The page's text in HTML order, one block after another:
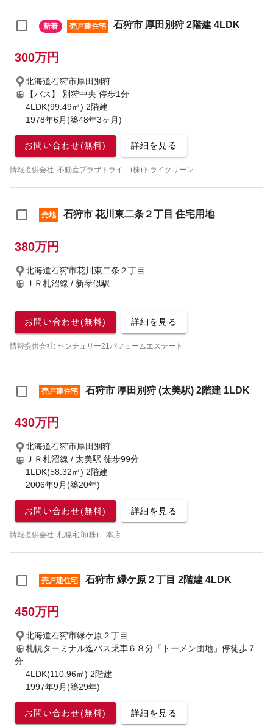
新着 売戸建住宅 石狩市 厚田別狩 2階建 4LDK
300万円
北海道石狩市厚田別狩
【バス】 別狩中央 停歩1分
4LDK(99.49㎡) 2階建
1978年6月(築48年3ヶ月)
お問い合わせ(無料) 詳細を見る
情報提供会社: 不動産プラザトライ (株)トライクリーン
売地 石狩市 花川東二条２丁目 住宅用地
380万円
北海道石狩市花川東二条２丁目
ＪＲ札沼線 / 新琴似駅
お問い合わせ(無料) 詳細を見る
情報提供会社: センチュリー21パフュームエステート
売戸建住宅 石狩市 厚田別狩 (太美駅) 2階建 1LDK
430万円
北海道石狩市厚田別狩
ＪＲ札沼線 / 太美駅 徒歩99分
1LDK(58.32㎡) 2階建
2006年9月(築20年)
お問い合わせ(無料) 詳細を見る
情報提供会社: 札幌宅商(株) 本店
売戸建住宅 石狩市 緑ケ原２丁目 2階建 4LDK
450万円
北海道石狩市緑ケ原２丁目
札幌ターミナル迄バス乗車６８分「トーメン団地」停徒歩７
分
4LDK(110.96㎡) 2階建
1997年9月(築29年)
お問い合わせ(無料) 詳細を見る